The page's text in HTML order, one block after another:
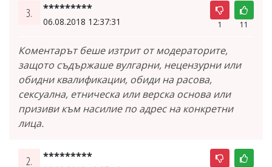
3. *********
06.08.2018 12:37:31 1 11
Коментарът беше изтрит от модераторите,
защото съдържаше вулгарни, нецензурни или
обидни квалификации, обиди на расова,
сексуална, етническа или верска основа или
призиви към насилие по адрес на конкретни
лица.
2. *********